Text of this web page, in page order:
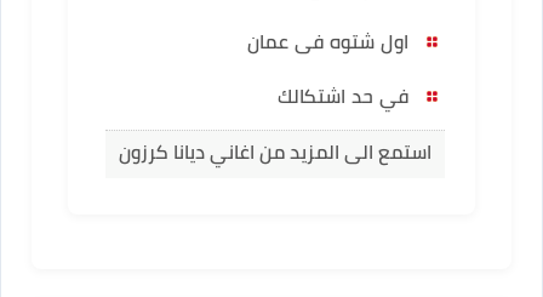
اول شتوه فى عمان
في حد اشتكالك
استمع الى المزيد من اغاني ديانا كرزون